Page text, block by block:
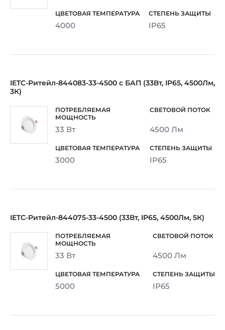
4000 IP65
IETC-Ритейл-844083-33-4500 с БАП (33Вт, IP65, 4500Лм,
3К)
33 Вт 4500 Лм
3000 IP65
IETC-Ритейл-844075-33-4500 (33Вт, IP65, 4500Лм, 5К)
33 Вт 4500 Лм
5000 IP65